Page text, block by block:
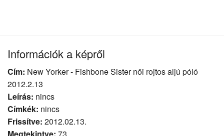
Információk a képről
Cím: New Yorker - Fishbone Sister női rojtos aljú póló
2012.2.13
Leírás: nincs
Címkék: nincs
Frissítve: 2012.02.13.